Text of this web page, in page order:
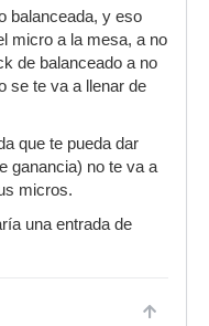
balanceada, y eso
micro a la mesa, a no
de balanceado a no
se te va a llenar de
que te pueda dar
ganancia) no te va a
micros.
una entrada de